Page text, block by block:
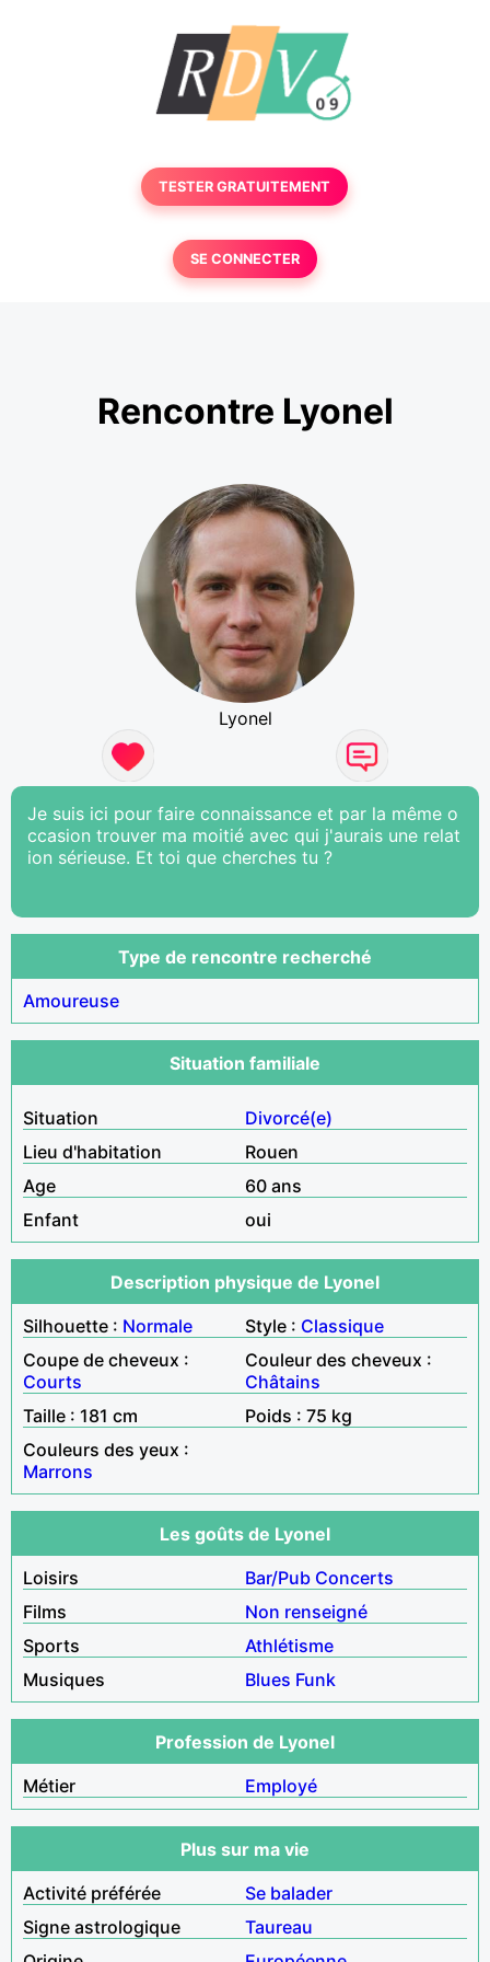
TESTER GRATUITEMENT
SE CONNECTER
Rencontre Lyonel
Lyonel
Je suis ici pour faire connaissance et par la même o
ccasion trouver ma moitié avec qui j'aurais une relat
ion sérieuse. Et toi que cherches tu ?
Type de rencontre recherché
Amoureuse
Situation familiale
Situation
Divorcé(e)
Lieu d'habitation
Rouen
Age
60 ans
Enfant
oui
Description physique de Lyonel
Silhouette : Normale Style : Classique
Coupe de cheveux :
Courts
Couleur des cheveux :
Châtains
Taille : 181 cm
Poids : 75 kg
Couleurs des yeux :
Marrons
Les goûts de Lyonel
Loisirs
Bar/Pub Concerts
Films
Non renseigné
Sports
Athlétisme
Musiques
Blues Funk
Profession de Lyonel
Métier
Employé
Plus sur ma vie
Activité préférée
Se balader
Signe astrologique
Taureau